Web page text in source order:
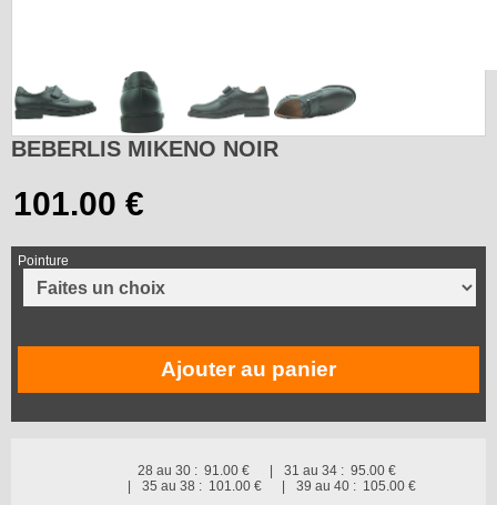
BEBERLIS MIKENO NOIR
Pointure
Ajouter au panier
28 au 30 : 91.00 € 31 au 34 : 95.00 €
35 au 38 : 101.00 € 39 au 40 : 105.00 €